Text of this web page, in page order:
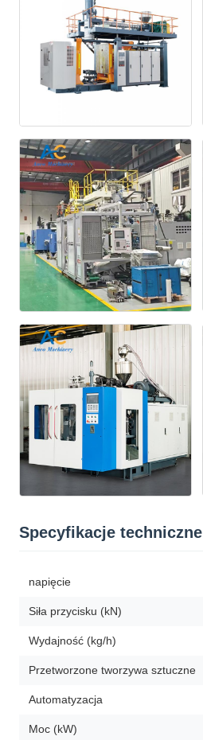
Specyfikacje techniczne
napięcie
Siła przycisku (kN)
Wydajność (kg/h)
Przetworzone tworzywa sztuczne
Automatyzacja
Moc (kW)